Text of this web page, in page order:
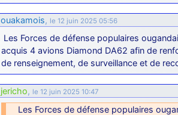
ouakamois, le 12 juin 2025 05:56
Les Forces de défense populaires
acquis 4 avions Diamond DA62 afin de
de renseignement, de surveillance et de
jericho, le 12 juin 2025 10:47
Les Forces de défense populaires